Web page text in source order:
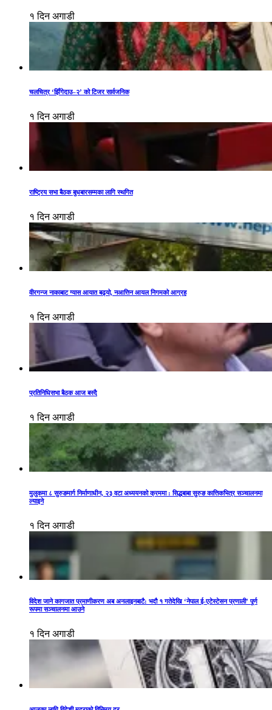
१ दिन अगाडी
चलचित्र ‘झिँगेदाउ–२’ को टिजर सार्वजनिक
१ दिन अगाडी
राष्ट्रिय सभा बैठक बुधबारसम्मका लागि स्थगित
१ दिन अगाडी
वीरगन्ज नाकाबाट ग्यास आयात बढ्यो, नआत्तिन आयल निगमको आग्रह
१ दिन अगाडी
प्रतिनिधिसभा बैठक आज बस्दै
१ दिन अगाडी
मुलुकमा ८ सुरुङमार्ग निर्माणाधीन, २३ वटा अध्ययनको क्रममा : सिद्धबाबा सुरुङ कात्तिकभित्र सञ्चालनमा
ल्याइने
१ दिन अगाडी
विदेश जाने कागजात प्रमाणीकरण अब अनलाइनबाटै: भदौ १ गतेदेखि ‘नेपाल ई-एटेस्टेसन प्रणाली’ पूर्ण
रूपमा सञ्चालनमा आउने
१ दिन अगाडी